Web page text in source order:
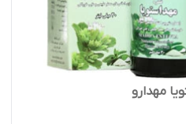
مهدارو